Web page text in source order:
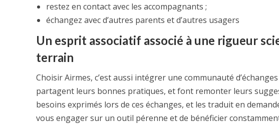
restez en contact avec les accompagnants ;
échangez avec d’autres parents et d’autres usagers
Un esprit associatif associé à une rigueur
terrain
Choisir Airmes, c’est aussi intégrer une communauté
partagent leurs bonnes pratiques, et font remonter leurs
besoins exprimés lors de ces échanges, et les traduit en
vous engager sur un outil pérenne et de bénéficier